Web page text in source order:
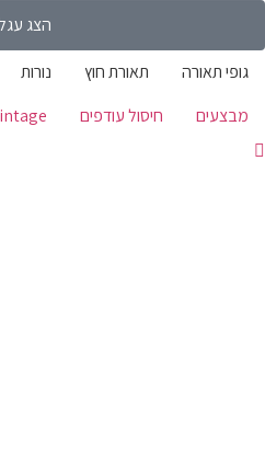
הצג עגלה
תאורה תאורת חוץ נורות
חיסול עודפים Vintage